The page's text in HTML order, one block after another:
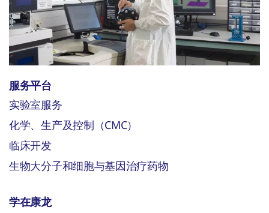
服务平台
实验室服务
化学、生产及控制（CMC）
临床开发
生物大分子和细胞与基因治疗药物
学在康龙